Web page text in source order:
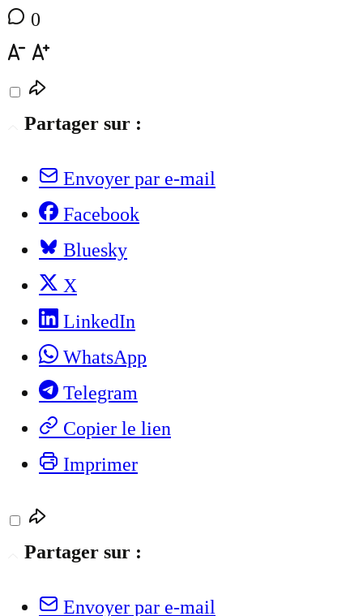
0
Partager sur :
Envoyer par e-mail
Facebook
Bluesky
X
LinkedIn
WhatsApp
Telegram
Copier le lien
Imprimer
Partager sur :
Envoyer par e-mail